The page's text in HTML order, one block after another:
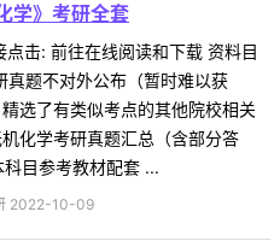
学》考研全套
击: 前往在线阅读和下载 资料目
真题不对外公布（暂时难以获
选了有类似考点的其他院校相关
化学考研真题汇总（含部分答
目参考教材配套 ...
2022-10-09